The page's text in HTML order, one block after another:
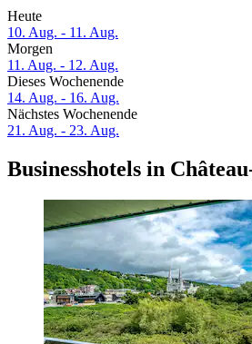
Heute
10. Aug. - 11. Aug.
Morgen
11. Aug. - 12. Aug.
Dieses Wochenende
14. Aug. - 16. Aug.
Nächstes Wochenende
21. Aug. - 23. Aug.
Businesshotels in